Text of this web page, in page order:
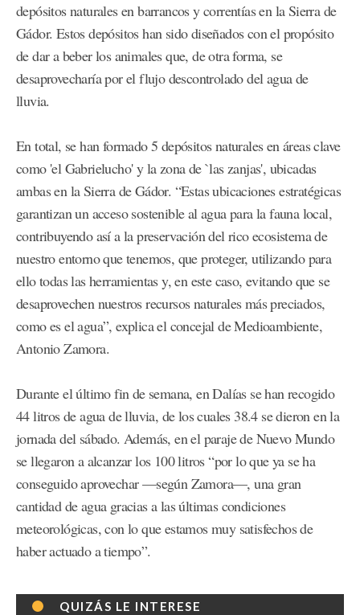
depósitos naturales en barrancos y correntías en la Sierra de
Gádor. Estos depósitos han sido diseñados con el propósito
de dar a beber los animales que, de otra forma, se
desaprovecharía por el flujo descontrolado del agua de
lluvia.
En total, se han formado 5 depósitos naturales en áreas clave
como 'el Gabrielucho' y la zona de `las zanjas', ubicadas
ambas en la Sierra de Gádor. “Estas ubicaciones estratégicas
garantizan un acceso sostenible al agua para la fauna local,
contribuyendo así a la preservación del rico ecosistema de
nuestro entorno que tenemos, que proteger, utilizando para
ello todas las herramientas y, en este caso, evitando que se
desaprovechen nuestros recursos naturales más preciados,
como es el agua”, explica el concejal de Medioambiente,
Antonio Zamora.
Durante el último fin de semana, en Dalías se han recogido
44 litros de agua de lluvia, de los cuales 38.4 se dieron en la
jornada del sábado. Además, en el paraje de Nuevo Mundo
se llegaron a alcanzar los 100 litros “por lo que ya se ha
conseguido aprovechar —según Zamora—, una gran
cantidad de agua gracias a las últimas condiciones
meteorológicas, con lo que estamos muy satisfechos de
haber actuado a tiempo”.
QUIZÁS LE INTERESE